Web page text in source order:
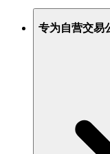
专为自营交易